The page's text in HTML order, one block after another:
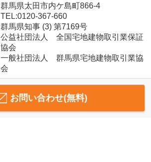
群馬県太田市内ケ島町866-4
TEL:0120-367-660
群馬県知事 (3) 第7169号
公益社団法人 全国宅地建物取引業保証
協会
一般社団法人 群馬県宅地建物取引業協
会
お問い合わせ(無料)